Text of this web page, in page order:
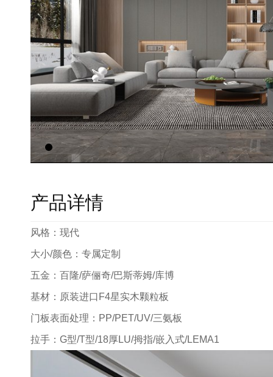
产品详情
风格：现代
大小/颜色：专属定制
五金：百隆/萨俪奇/巴斯蒂姆/库博
基材：原装进口F4星实木颗粒板
门板表面处理：PP/PET/UV/三氨板
拉手：G型/T型/18厚LU/拇指/嵌入式/LEMA1